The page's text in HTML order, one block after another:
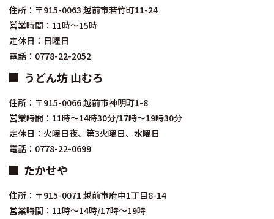
住所：〒915-0063 越前市若竹町11-24
営業時間：11時～15時
定休日：日曜日
電話：0778-22-2052
うどん坊 山むろ
住所：〒915-0066 越前市神明町1-8
営業時間：11時～14時30分/17時～19時30分
定休日：火曜日夜、第3火曜日、水曜日
電話：0778-22-0699
たかせや
住所：〒915-0071 越前市府中1丁目8-14
営業時間：11時～14時/17時～19時